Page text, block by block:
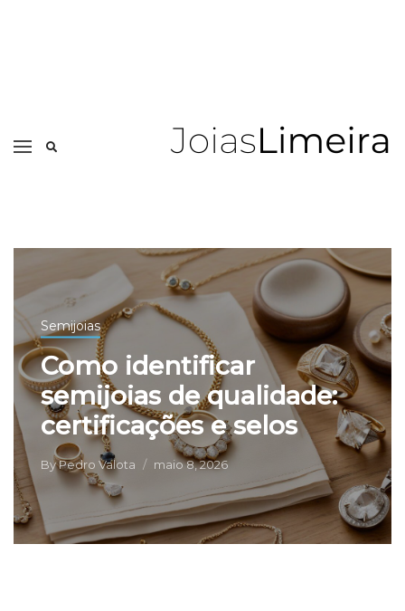
Semijoias
Como identificar
semijoias de qualidade:
certificações e selos
ByPedro Valota maio 8, 2026